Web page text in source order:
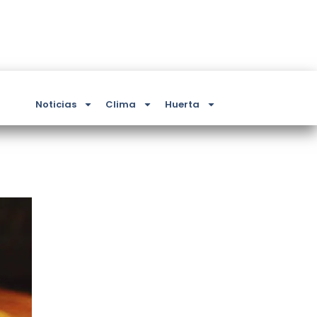
Noticias Clima Huerta